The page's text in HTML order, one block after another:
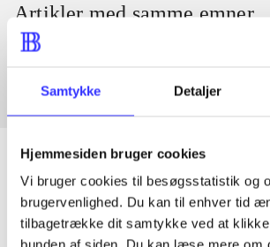
Samtykke Detaljer
Hjemmesiden bruger cookies
Vi bruger cookies til besøgsstatistik og
brugervenlighed. Du kan til enhver tid
tilbagetrække dit samtykke ved at klikke
Artikler med samme emner
Fra
Artikler
Alle registrerede artikler fordelt på